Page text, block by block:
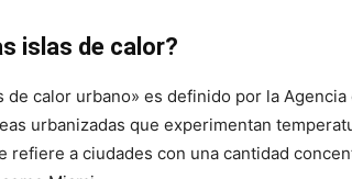
islas de calor?
de calor urbano» es definido por la
urbanizadas que experimentan
refiere a ciudades con una cantidad